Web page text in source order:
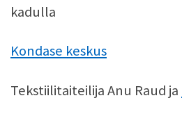
kadulla
Kondase keskus
Tekstiilitaiteilija Anu Raud ja